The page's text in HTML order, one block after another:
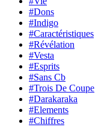
#Dons
#Indigo
#Caractéristiques
#Révélation
#Vesta
#Esprits
#Sans Cb
#Trois De Coupe
#Darakaraka
#Elements
#Chiffres